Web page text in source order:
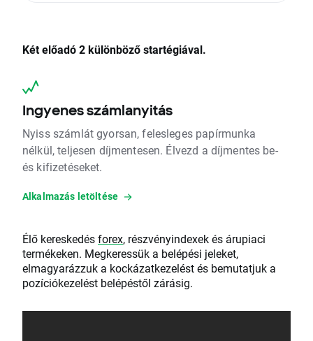
Két előadó 2 különböző startégiával.
Ingyenes számlanyitás
Nyiss számlát gyorsan, felesleges papírmunka
nélkül, teljesen díjmentesen. Élvezd a díjmentes be-
és kifizetéseket.
Alkalmazás letöltése
Élő kereskedésforex, részvényindexek és árupiaci
termékeken. Megkeressük a belépési jeleket,
elmagyarázzuk a kockázatkezelést és bemutatjuk a
pozíciókezelést belépéstől zárásig.